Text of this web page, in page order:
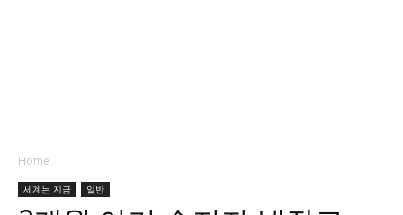
Home
세계는 지금 일반